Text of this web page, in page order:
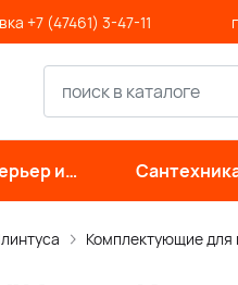
+7 (47461) 3-47-11
и
Комплектующие для